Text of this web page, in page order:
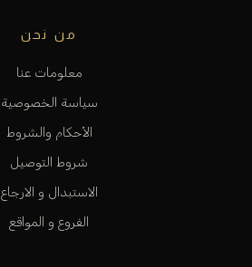
من نحن
معلومات عنا
سياسة الخصوصية
الأحكام والشروط
شروط التوصيل
الاستبدال و الارجاع
الفروع و المواقع